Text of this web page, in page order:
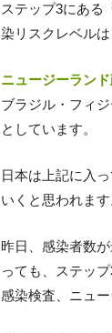
ステップ3にある
染リスクレベル
ニュージーラン
ブラジル・フィ
としています。
日本は上記に入
いくと思われます
昨日、感染者数
っても、ステッ
感染検査、ニュ